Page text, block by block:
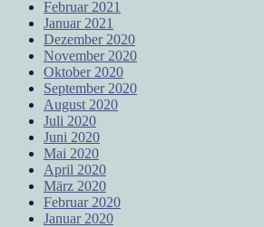
Februar 2021
Januar 2021
Dezember 2020
November 2020
Oktober 2020
September 2020
August 2020
Juli 2020
Juni 2020
Mai 2020
April 2020
März 2020
Februar 2020
Januar 2020